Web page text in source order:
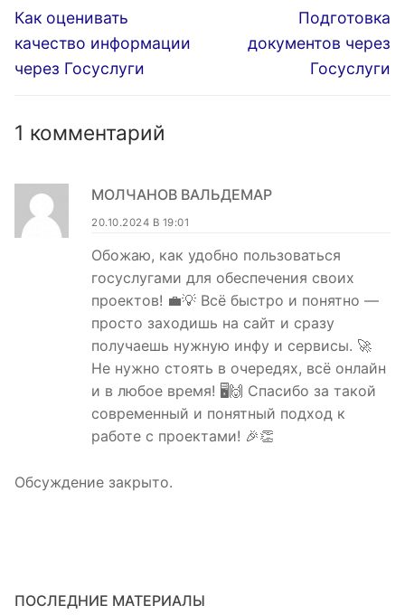
по
записям
Предыдущая
запись:
Как оценивать
качество информации
через Госуслуги
Следующая
запись:
Подготовка
документов через
Госуслуги
1 комментарий
МОЛЧАНОВ ВАЛЬДЕМАР
20.10.2024 В 19:01
Обожаю, как удобно пользоваться
госуслугами для обеспечения своих
проектов! 💼💡 Всё быстро и понятно —
просто заходишь на сайт и сразу
получаешь нужную инфу и сервисы. 🚀
Не нужно стоять в очередях, всё онлайн
и в любое время! 🖥️🙌 Спасибо за такой
современный и понятный подход к
работе с проектами! 🎉👏
Обсуждение закрыто.
ПОСЛЕДНИЕ МАТЕРИАЛЫ